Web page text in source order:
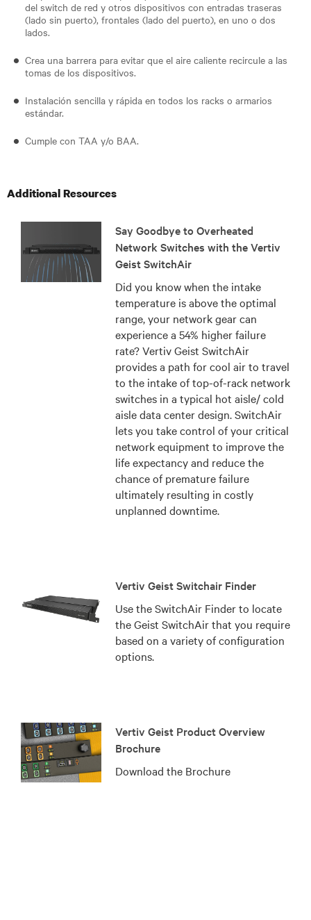
del switch de red y otros dispositivos con entradas traseras
(lado sin puerto), frontales (lado del puerto), en uno o dos
lados.
Crea una barrera para evitar que el aire caliente recircule a las
tomas de los dispositivos.
Instalación sencilla y rápida en todos los racks o armarios
estándar.
Cumple con TAA y/o BAA.
Additional Resources
Say Goodbye to Overheated
Network Switches with the Vertiv
Geist SwitchAir
Did you know when the intake
temperature is above the optimal
range, your network gear can
experience a 54% higher failure
rate? Vertiv Geist SwitchAir
provides a path for cool air to travel
to the intake of top-of-rack network
switches in a typical hot aisle/ cold
aisle data center design. SwitchAir
lets you take control of your critical
network equipment to improve the
life expectancy and reduce the
chance of premature failure
ultimately resulting in costly
unplanned downtime.
Vertiv Geist Switchair Finder
Use the SwitchAir Finder to locate
the Geist SwitchAir that you require
based on a variety of configuration
options.
Vertiv Geist Product Overview
Brochure
Download the Brochure